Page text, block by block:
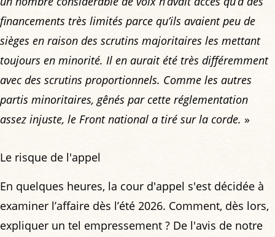
financements très limités parce qu’ils avaient peu de
sièges en raison des scrutins majoritaires les mettant
toujours en minorité. Il en aurait été très différemment
avec des scrutins proportionnels. Comme les autres
partis minoritaires, gênés par cette réglementation
assez injuste, le Front national a tiré sur la corde. »
Le risque de l'appel
En quelques heures, la cour d'appel s'est décidée à
examiner l’affaire dès l’été 2026. Comment, dès lors,
expliquer un tel empressement ? De l'avis de notre